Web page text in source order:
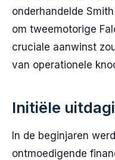
onderhandelde
om tweemotorige
cruciale aanwinst
van operationele
Initiële
In de beginjaren
ontmoedigende